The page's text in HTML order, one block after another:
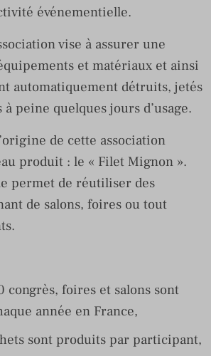
événementielle.
vise à assurer une
et matériaux et ainsi
automatiquement détruits, jetés
peine quelques jours d’usage.
de cette association
produit : le « Filet Mignon ».
permet de réutiliser des
de salons, foires ou tout
congrès, foires et salons sont
année en France,
sont produits par participant,